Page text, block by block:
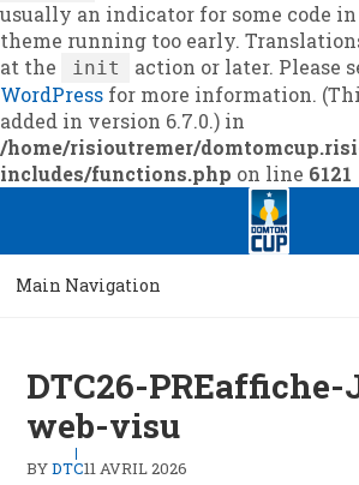
usually an indicator for some code
theme running too early.
at the
init action or later. Please
WordPress for more information.
added in version 6.7.0.) in
/home/risioutremer/
includes/functions.php on line 6121
navigation
content
Main Navigation
DTC26-
web-visu
BYDTC11 AVRIL 2026